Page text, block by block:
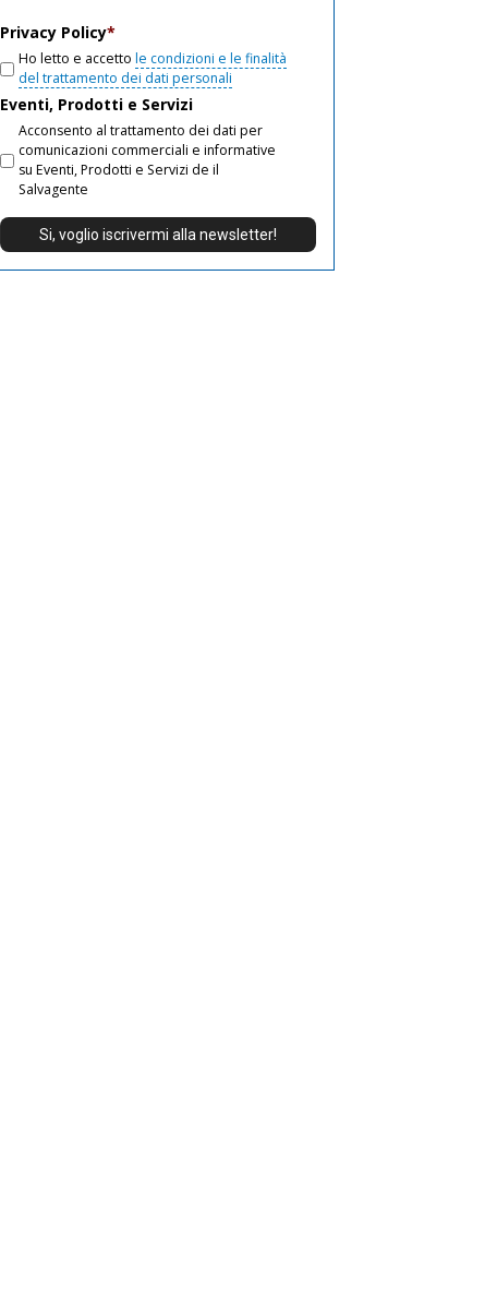
Privacy Policy*
Ho letto e accetto le condizioni e le finalità
del trattamento dei dati personali
Eventi, Prodotti e Servizi
Acconsento al trattamento dei dati per
comunicazioni commerciali e informative
su Eventi, Prodotti e Servizi de il
Salvagente